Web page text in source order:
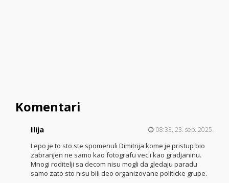
Komentari
Ilija 08:33, 23. sep. 2025.
Lepo je to sto ste spomenuli Dimitrija kome je pristup bio
zabranjen ne samo kao fotografu vec i kao gradjaninu.
Mnogi roditelji sa decom nisu mogli da gledaju paradu
samo zato sto nisu bili deo organizovane politicke grupe.